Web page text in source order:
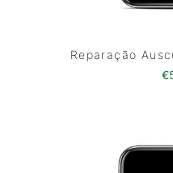
Reparação
€